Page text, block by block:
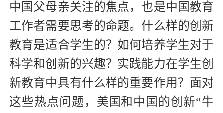
中国父母亲关注的焦点，也是中国教育
工作者需要思考的命题。什么样的创新
教育是适合学生的？如何培养学生对于
科学和创新的兴趣？实践能力在学生创
新教育中具有什么样的重要作用？面对
这些热点问题，美国和中国的创新“牛